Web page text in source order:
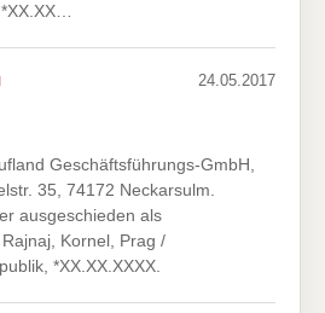
24.05.2017
Geschäftsführungs-GmbH,
35, 74172 Neckarsulm.
ausgeschieden als
Kornel, Prag /
*XX.XX.XXXX.